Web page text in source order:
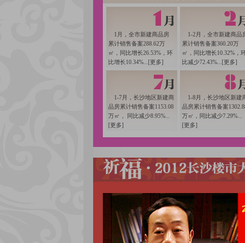
1月，全市新建商品房
累计销售备案288.62万
㎡，同比增长26.53%，环
比增长10.34%...[更多]
1-2月，全市新建商品
累计销售备案360.20万
㎡，同比增长10.32%，
比减少72.43%...[更多]
1-7月，长沙地区新建商
品房累计销售备案1153.08
万㎡， 同比减少8.95%...
[更多]
1-8月，长沙地区新建
品房累计销售备案
万㎡，同比减少7.29%...
[更多]